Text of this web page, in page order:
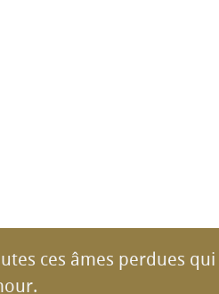
ces âmes perdues